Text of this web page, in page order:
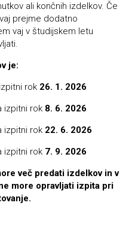
ali končnih izdelkov. Če
prejme dodatno
vaj v študijskem letu
je:
rok 26. 1. 2026
izpitni rok 8. 6. 2026
izpitni rok 22. 6. 2026
izpitni rok 7. 9. 2026
več predati izdelkov in v
more opravljati izpita pri